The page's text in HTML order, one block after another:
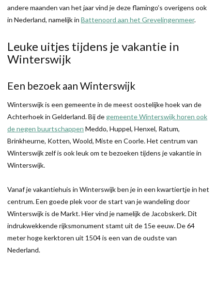
andere maanden van het jaar vind je deze flamingo’s overigens ook
in Nederland, namelijk in Battenoord aan het Grevelingenmeer.
Leuke uitjes tijdens je vakantie in
Winterswijk
Een bezoek aan Winterswijk
Winterswijk is een gemeente in de meest oostelijke hoek van de
Achterhoek in Gelderland. Bij de gemeente Winterswijk horen ook
de negen buurtschappen Meddo, Huppel, Henxel, Ratum,
Brinkheurne, Kotten, Woold, Miste en Coorle. Het centrum van
Winterswijk zelf is ook leuk om te bezoeken tijdens je vakantie in
Winterswijk.
Vanaf je vakantiehuis in Winterswijk ben je in een kwartiertje in het
centrum. Een goede plek voor de start van je wandeling door
Winterswijk is de Markt. Hier vind je namelijk de Jacobskerk. Dit
indrukwekkende rijksmonument stamt uit de 15e eeuw. De 64
meter hoge kerktoren uit 1504 is een van de oudste van
Nederland.